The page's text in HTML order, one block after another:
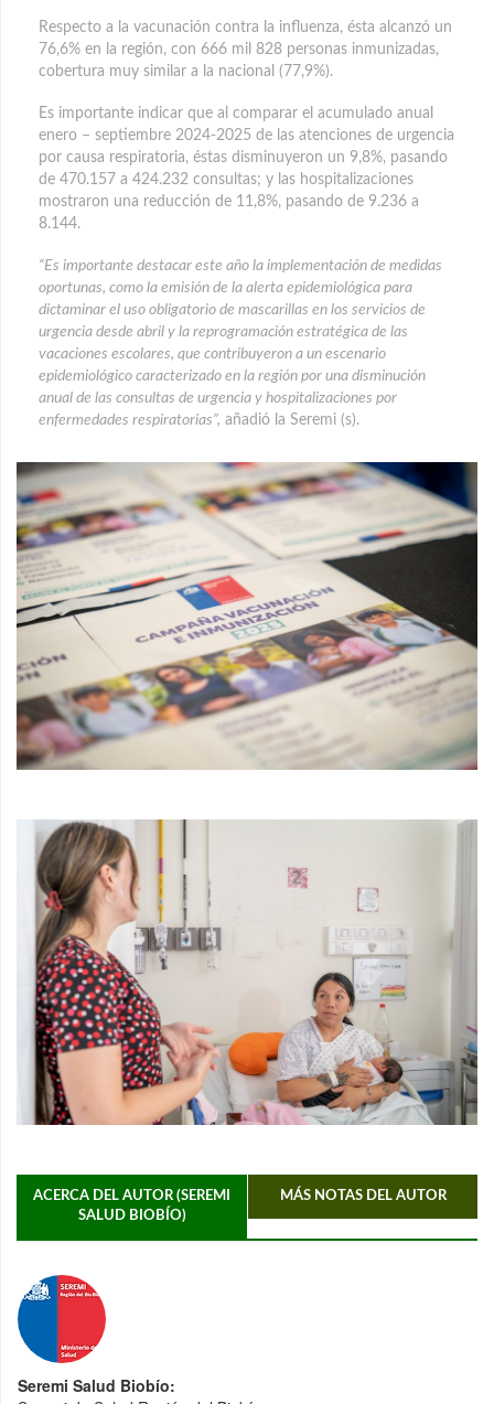
Respecto a la vacunación contra la influenza, ésta alcanzó un
76,6% en la región, con 666 mil 828 personas inmunizadas,
cobertura muy similar a la nacional (77,9%).
Es importante indicar que al comparar el acumulado anual
enero – septiembre 2024-2025 de las atenciones de urgencia
por causa respiratoria, éstas disminuyeron un 9,8%, pasando
de 470.157 a 424.232 consultas; y las hospitalizaciones
mostraron una reducción de 11,8%, pasando de 9.236 a
8.144.
“Es importante destacar este año la implementación de medidas
oportunas, como la emisión de la alerta epidemiológica para
dictaminar el uso obligatorio de mascarillas en los servicios de
urgencia desde abril y la reprogramación estratégica de las
vacaciones escolares, que contribuyeron a un escenario
epidemiológico caracterizado en la región por una disminución
anual de las consultas de urgencia y hospitalizaciones por
enfermedades respiratorias”, añadió la Seremi (s).
ACERCA DEL AUTOR (SEREMI
SALUD BIOBÍO)
MÁS NOTAS DEL AUTOR
Seremi Salud Biobío: